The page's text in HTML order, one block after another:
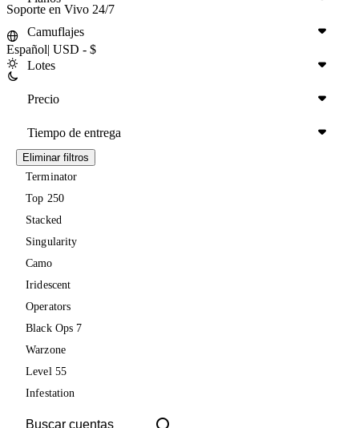
Soporte en Vivo 24/7
Español| USD - $
Camuflajes
Lotes
Precio
Tiempo de entrega
Eliminar filtros
Terminator
Top 250
Stacked
Singularity
Camo
Iridescent
Operators
Black Ops 7
Warzone
Level 55
Infestation